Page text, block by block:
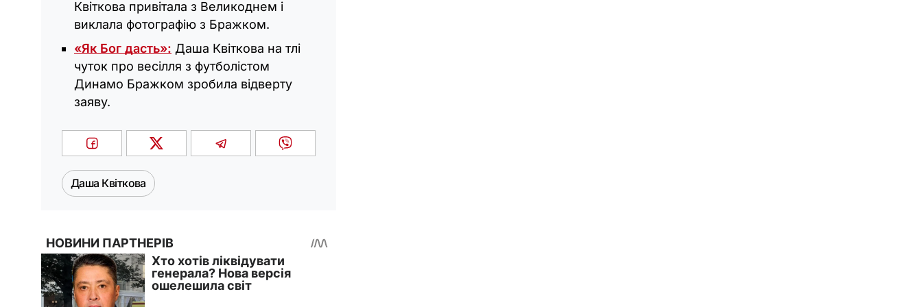
Квіткова привітала з Великоднем і
виклала фотографію з Бражком.
«Як Бог дасть»: Даша Квіткова на тлі
чуток про весілля з футболістом
Динамо Бражком зробила відверту
заяву.
Даша Квіткова